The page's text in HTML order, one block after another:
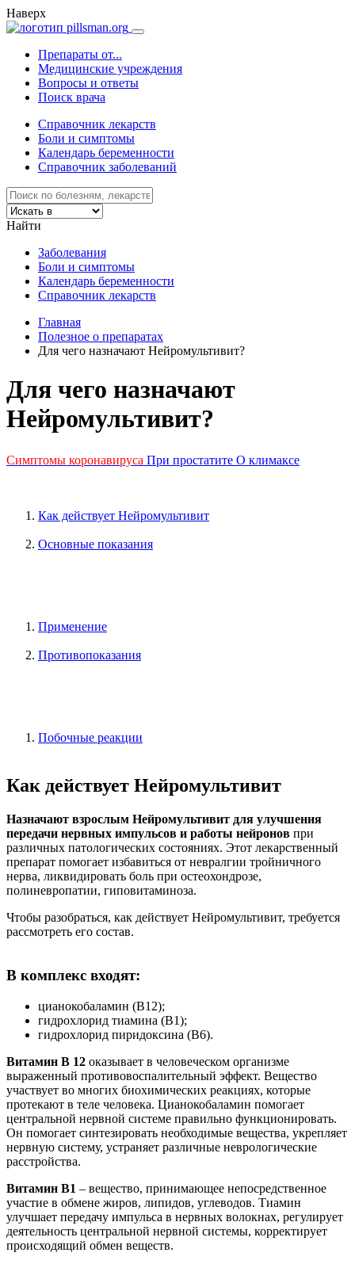
Наверх
Препараты от...
Медицинские учреждения
Вопросы и ответы
Поиск врача
Справочник лекарств
Боли и симптомы
Календарь беременности
Справочник заболеваний
Найти
Заболевания
Боли и симптомы
Календарь беременности
Справочник лекарств
Главная
Полезное о препаратах
Для чего назначают Нейромультивит?
Для чего назначают
Нейромультивит?
Симптомы коронавируса При простатите О климаксе
Как действует Нейромультивит
Основные показания
Применение
Противопоказания
Побочные реакции
Как действует Нейромультивит
Назначают взрослым Нейромультивит для улучшения
передачи нервных импульсов и работы нейронов при
различных патологических состояниях. Этот лекарственный
препарат помогает избавиться от невралгии тройничного
нерва, ликвидировать боль при остеохондрозе,
полиневропатии, гиповитаминоза.
Чтобы разобраться, как действует Нейромультивит, требуется
рассмотреть его состав.
В комплекс входят:
цианокобаламин (В12);
гидрохлорид тиамина (В1);
гидрохлорид пиридоксина (В6).
Витамин В 12 оказывает в человеческом организме
выраженный противовоспалительный эффект. Вещество
участвует во многих биохимических реакциях, которые
протекают в теле человека. Цианокобаламин помогает
центральной нервной системе правильно функционировать.
Он помогает синтезировать необходимые вещества, укрепляет
нервную систему, устраняет различные неврологические
расстройства.
Витамин В1 – вещество, принимающее непосредственное
участие в обмене жиров, липидов, углеводов. Тиамин
улучшает передачу импульса в нервных волокнах, регулирует
деятельность центральной нервной системы, корректирует
происходящий обмен веществ.